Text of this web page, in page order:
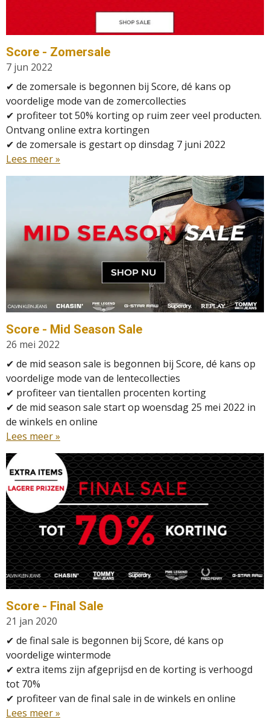
Score - Zomersale
7 jun 2022
✔ de zomersale is begonnen bij Score, dé kans op
voordelige mode van de zomercollecties
✔ profiteer tot 50% korting op ruim zeer veel producten.
Ontvang online extra kortingen
✔ de zomersale is gestart op dinsdag 7 juni 2022
Lees meer »
Score - Mid Season Sale
26 mei 2022
✔ de mid season sale is begonnen bij Score, dé kans op
voordelige mode van de lentecollecties
✔ profiteer van tientallen procenten korting
✔ de mid season sale start op woensdag 25 mei 2022 in
de winkels en online
Lees meer »
Score - Final Sale
21 jan 2020
✔ de final sale is begonnen bij Score, dé kans op
voordelige wintermode
✔ extra items zijn afgeprijsd en de korting is verhoogd
tot 70%
✔ profiteer van de final sale in de winkels en online
Lees meer »